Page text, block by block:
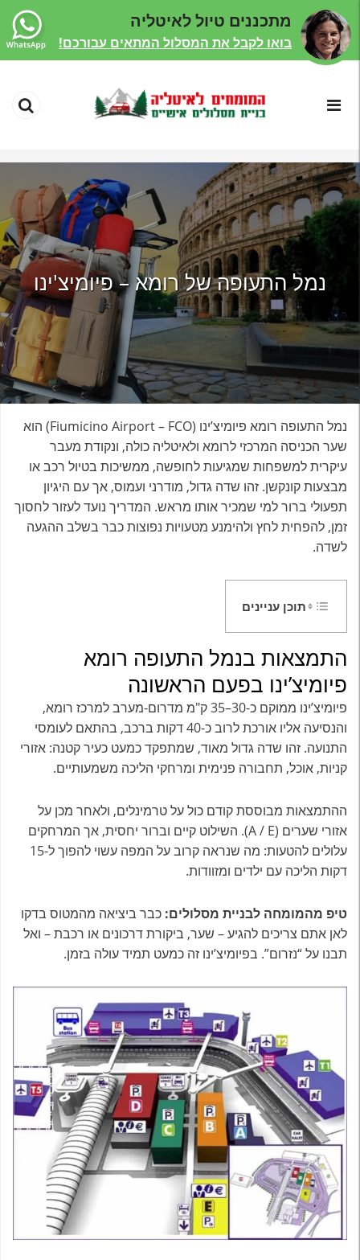
נמל התעופה של רומא – פיומיצ'ינו
נמל התעופה רומא פיומיצ’ינו (Fiumicino Airport – FCO) הוא
שער הכניסה המרכזי לרומא ולאיטליה כולה, ונקודת מעבר
עיקרית למשפחות שמגיעות לחופשה, ממשיכות בטיול רכב או
מבצעות קונקשן. זהו שדה גדול, מודרני ועמוס, אך עם היגיון
תפעולי ברור למי שמכיר אותו מראש. המדריך נועד לעזור לחסוך
זמן, להפחית לחץ ולהימנע מטעויות נפוצות כבר בשלב ההגעה
לשדה.
תוכן עניינים
התמצאות בנמל התעופה רומא
פיומיצ’ינו בפעם הראשונה
פיומיצ’ינו ממוקם כ-30–35 ק"מ מדרום-מערב למרכז רומא,
והנסיעה אליו אורכת לרוב כ-40 דקות ברכב, בהתאם לעומסי
התנועה. זהו שדה גדול מאוד, שמתפקד כמעט כעיר קטנה: אזורי
קניות, אוכל, תחבורה פנימית ומרחקי הליכה משמעותיים.
ההתמצאות מבוססת קודם כול על טרמינלים, ולאחר מכן על
אזורי שערים (A / E). השילוט קיים וברור יחסית, אך המרחקים
עלולים להטעות: מה שנראה קרוב על המפה עשוי להפוך ל-15
דקות הליכה עם ילדים ומזוודות.
טיפ מהמומחה לבניית מסלולים: כבר ביציאה מהמטוס בדקו
לאן אתם צריכים להגיע – שער, ביקורת דרכונים או רכבת – ואל
תבנו על “נזרום”. בפיומיצ’ינו זה כמעט תמיד עולה בזמן.
מתכננים טיול לאיטליה
בואו לקבל את המסלול המתאים עבורכם!